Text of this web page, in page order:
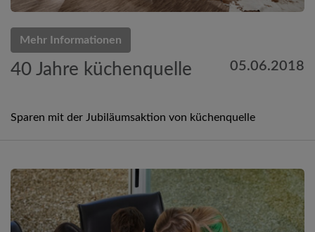
Mehr Informationen
40 Jahre küchenquelle 05.06.2018
Sparen mit der Jubiläumsaktion von küchenquelle